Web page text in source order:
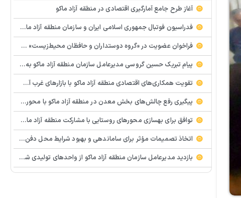
آغاز طرح جامع آمارگیری اقتصادی در منطقه آزاد ماکو
فدراسیون فوتبال جمهوری اسلامی ایران و سازمان منطقه آزاد ماکو تفاهم‌نامه راهبردی امضا کردند
فراخوان عضويت در «گروه دوستداران و حافظان محيط‌زيست» منطقه آزاد ماكو
پیام تبریک حسین گروسی مدیرعامل سازمان منطقه آزاد ماکو به مناسبت فرا رسیدن هفته معلم
تقویت همکاری‌های اقتصادی منطقه آزاد ماکو با بازارهای غرب آسیا و آفریقا
پیگیری رفع چالش‌های بخش معدن در منطقه آزاد ماکو با محوریت تعامل و حمایت از بهره‌برداران
توافق برای بهسازی محورهای روستایی با مشارکت منطقه آزاد ماکو و راهداری
اتخاذ تصمیمات مؤثر برای ساماندهی و بهبود شرایط محل دفن زباله
بازدید مدیرعامل سازمان منطقه آزاد ماکو از واحدهای تولیدی شوط به مناسبت هفته کار و کارگر